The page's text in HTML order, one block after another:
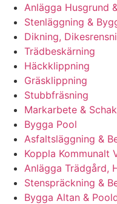
Anlägga Husgrund
Stenläggning &
Dikning,
Trädbeskärning
Häckklippning
Gräsklippning
Stubbfräsning
Markarbete &
Bygga Pool
Asfaltsläggning &
Koppla Kommunalt
Anlägga Trädgård,
Stenspräckning &
Bygga Altan &